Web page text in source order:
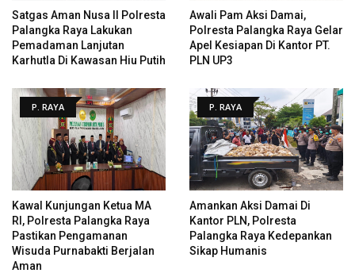
Satgas Aman Nusa II Polresta
Palangka Raya Lakukan
Pemadaman Lanjutan
Karhutla Di Kawasan Hiu Putih
Awali Pam Aksi Damai,
Polresta Palangka Raya Gelar
Apel Kesiapan Di Kantor PT.
PLN UP3
P. RAYA
Kawal Kunjungan Ketua MA
RI, Polresta Palangka Raya
Pastikan Pengamanan
Wisuda Purnabakti Berjalan
Aman
P. RAYA
Amankan Aksi Damai Di
Kantor PLN, Polresta
Palangka Raya Kedepankan
Sikap Humanis